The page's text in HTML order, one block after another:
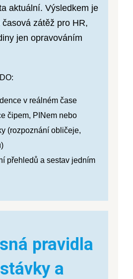
aktuální. Výsledkem je
zátěž pro HR,
jen opravováním
v reálném čase
čipem, PINem nebo
(rozpoznání obličeje,
přehledů a sestav jedním
pravidla
a